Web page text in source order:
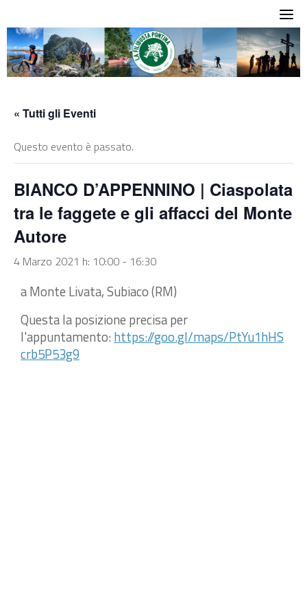
to
content
« Tutti gli Eventi
Questo evento è passato.
BIANCO D’APPENNINO | Ciaspolata
tra le faggete e gli affacci del Monte
Autore
4 Marzo 2021 h: 10:00 - 16:30
a Monte Livata, Subiaco (RM)
Questa la posizione precisa per
l'appuntamento: https://goo.gl/maps/PtYu1hHS
crb5P53g9